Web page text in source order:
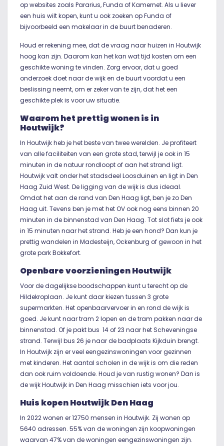
op websites zoals Pararius, Funda of Kamernet. Als u liever
een huis wilt kopen, kunt u ook zoeken op Funda of
bijvoorbeeld een makelaar in de buurt benaderen.
Houd er rekening mee, dat de vraag naar huizen in Houtwijk
hoog kan zijn. Daarom kan het kan wat tijd kosten om een
geschikte woning te vinden. Zorg ervoor, dat u goed
onderzoek doet naar de wijk en de buurt voordat u een
beslissing neemt, om er zeker van te zijn, dat het een
geschikte plek is voor uw situatie.
Waarom het prettig wonen is in
Houtwijk?
In Houtwijk heb je het beste van twee werelden. Je profiteert
van alle faciliteiten van een grote stad, terwijl je ook in 15
minuten in de natuur rondloopt of aan het strand ligt.
Houtwijk valt onder het stadsdeel Loosduinen en ligt in Den
Haag Zuid West. De ligging van de wijk is dus ideaal.
Omdat het aan de rand van Den Haag ligt, ben je zo Den
Haag uit. Tevens ben je met het OV ook nog eens binnen 20
minuten in de binnenstad van Den Haag. Tot slot fiets je ook
in 15 minuten naar het strand. Heb je een hond? Dan kun je
prettig wandelen in Madesteijn, Ockenburg of gewoon in het
grote park Bokkefort.
Openbare voorzieningen Houtwijk
Voor de dagelijkse boodschappen kunt u terecht op de
Hildekroplaan. Je kunt daar kiezen tussen 3 grote
supermarkten. Het openbaarvervoer in en rond de wijk is
goed. Je kunt naar tram 2 lopen en de tram pakken naar de
binnenstad. Of je pakt bus 14 of 23 naar het Scheveningse
strand. Terwijl bus 26 je naar de badplaats Kijkduin brengt.
In Houtwijk zijn er veel eengezinswoningen voor gezinnen
met kinderen. Het aantal scholen in de wijk is om die reden
dan ook ruim voldoende. Houd je van rustig wonen? Dan is
de wijk Houtwijk in Den Haag misschien iets voor jou.
Huis kopen Houtwijk Den Haag
In 2022 wonen er 12750 mensen in Houtwijk. Zij wonen op
5640 adressen. 55% van de woningen zijn koopwoningen
waarvan 47% van de woningen eengezinswoningen zijn.